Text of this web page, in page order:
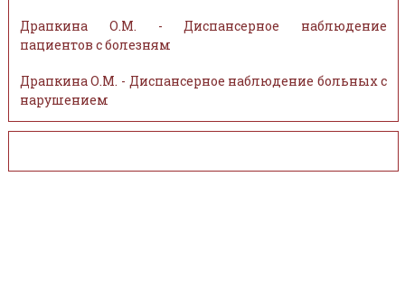
Драпкина О.М. - Диспансерное наблюдение
пациентов с болезням
Драпкина О.М. - Диспансерное наблюдение больных с
нарушением